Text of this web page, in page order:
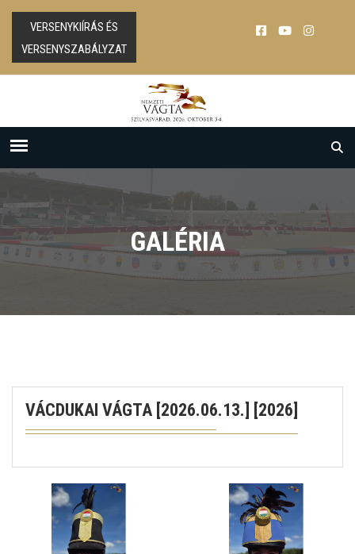
VERSENYKIÍRÁS ÉS
VERSENYSZABÁLYZAT
GALÉRIA
VÁCDUKAI VÁGTA [2026.06.13.] [2026]